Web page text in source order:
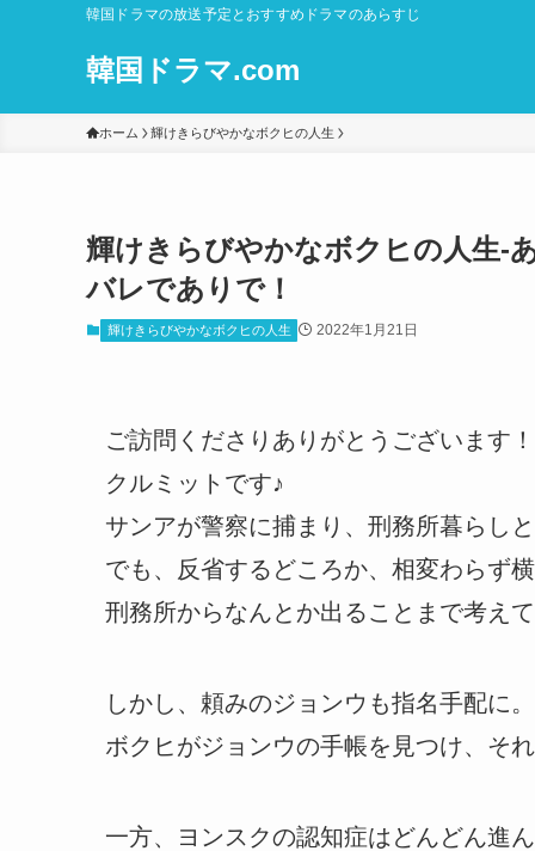
韓国ドラマの放送予定とおすすめドラマのあらすじ
韓国ドラマ.com
ホーム 輝けきらびやかなボクヒの人生
輝けきらびやかなボクヒの人生-
バレでありで！
輝けきらびやかなボクヒの人生 2022年1月21日
ご訪問くださりありがとうございます！
クルミットです♪
サンアが警察に捕まり、刑務所暮らし
でも、反省するどころか、相変わらず
刑務所からなんとか出ることまで考え
しかし、頼みのジョンウも指名手配に。
ボクヒがジョンウの手帳を見つけ、そ
一方、ヨンスクの認知症はどんどん進